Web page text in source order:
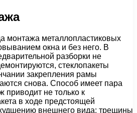
монтажа металлопластиковых
окна и без него. В
разборки не
стеклопакеты
закрепления рамы
снова. Способ имеет пара
приводит не только к
в ходе предстоящей
внешнего вида: трещины